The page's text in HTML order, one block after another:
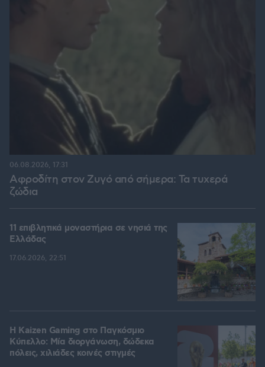
Αφροδίτη στον Ζυγό από σήμερα: Τα τυχερά
ζώδια
06.08.2026, 17:31
11 επιβλητικά μοναστήρια σε νησιά της
Ελλάδας
17.06.2026, 22:51
H Kaizen Gaming στο Παγκόσμιο
Kύπελλο: Μία διοργάνωση, δώδεκα
πόλεις, χιλιάδες κοινές στιγμές